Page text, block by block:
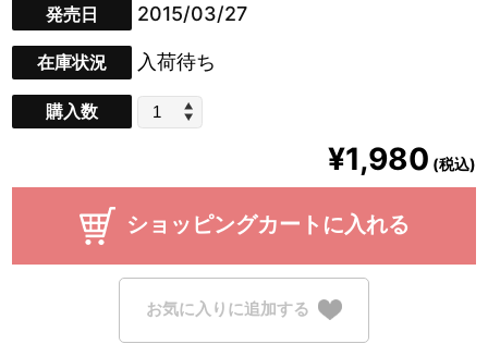
発売日 2015/03/27
在庫状況 入荷待ち
購入数
¥1,980 (税込)
ショッピングカートに入れる
お気に入りに追加する